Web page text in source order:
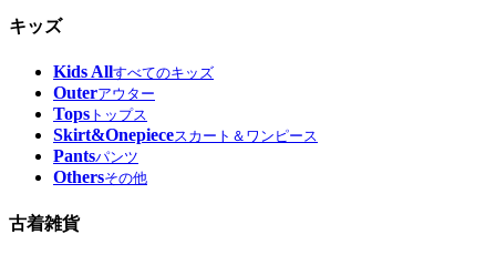
キッズ
Kids Allすべてのキッズ
Outerアウター
Tops トップス
Skirt&Onepieceスカート＆ワンピース
Pantsパンツ
Othersその他
古着雑貨